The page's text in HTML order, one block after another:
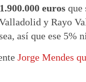
1.900.000 euros que
y Rayo
así que ese
Jorge Mendes